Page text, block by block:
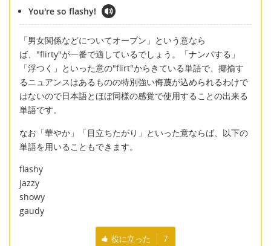
You're so flashy!
「男女関係などについてオープン」という意なら
ば、"flirty"が一番で適しているでしょう。「ナンパする」
「浮つく」といった意の"flirt"からきている単語で、揶揄す
るニュアンスはあるものの特別強い侮蔑が込められるわけで
はないので日本語とほぼ同様の感覚で使用することの出来る
単語です。
なお「華やか」「目立ちたがり」といった意ならば、以下の
単語を用いることもできます。
flashy
jazzy
showy
gaudy
役に立った 7